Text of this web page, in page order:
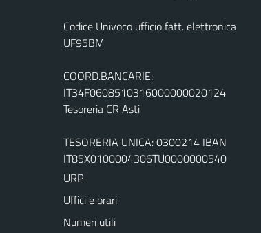
Codice Univoco ufficio fatt. elettronica
UF95BM
COORD.BANCARIE:
IT34F0608510316000000020124
Tesoreria CR Asti
TESORERIA UNICA: 0300214 IBAN
IT85X0100004306TU0000000540
URP
Uffici e orari
Numeri utili